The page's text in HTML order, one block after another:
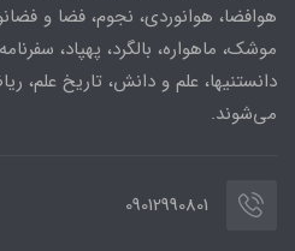
هوافضا، هوانوردی، نجوم، فضا و
موشک، ماهواره، بالگرد، پهپاد،
دانستنیها، علم و دانش، تاریخ علم،
می‌شوند.
09012990801